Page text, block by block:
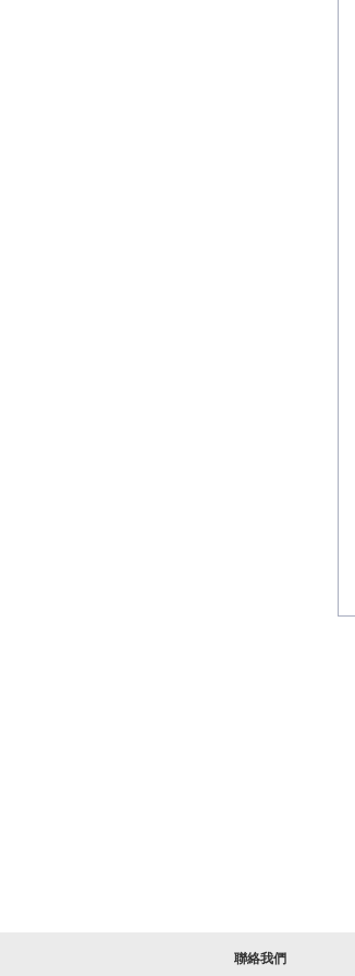
聯絡我們